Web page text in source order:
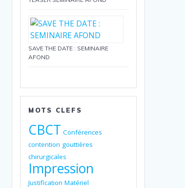
SAVE THE DATE : SEMINAIRE
AFOND
MOTS CLEFS
CBCT Conférences
contention gouttières
chirurgicales
Impression
Justification Matériel